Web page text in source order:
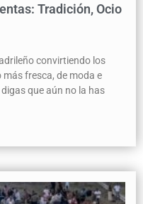
Tradición, Ocio
convirtiendo los
más fresca, de moda e
que aún no la has